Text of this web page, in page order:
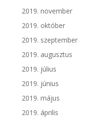
2019. november
2019. október
2019. szeptember
2019. augusztus
2019. július
2019. június
2019. május
2019. április